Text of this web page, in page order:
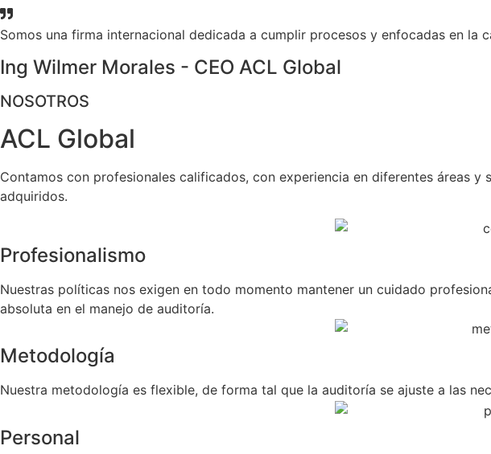
Somos una firma internacional dedicada a cumplir procesos y enfocadas en la
Ing Wilmer Morales - CEO ACL Global
NOSOTROS
ACL Global
Contamos con profesionales calificados, con experiencia en diferentes áreas
adquiridos.
Profesionalismo
Nuestras políticas nos exigen en todo momento mantener un cuidado
absoluta en el manejo de auditoría.
Metodología
Nuestra metodología es flexible, de forma tal que la auditoría se ajuste a las
Personal